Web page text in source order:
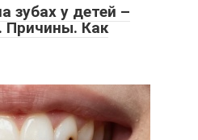
зубах у детей –
Причины. Как